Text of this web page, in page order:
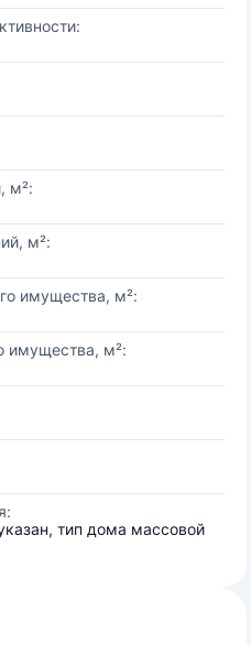
м²:
м²:
имущества, м²:
имущества, м²:
тип дома массовой